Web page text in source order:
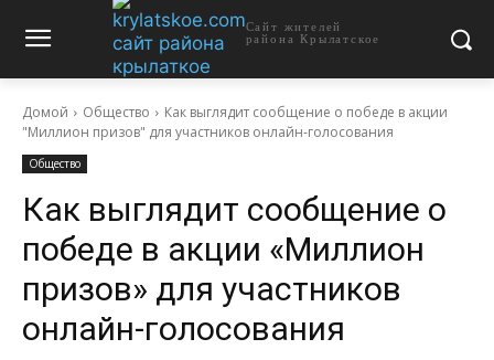
Сайт жителей
района Крылатское
Домой Общество
Как выглядит сообщение о победе в акции
"Миллион призов" для участников онлайн-голосования
Общество
Как выглядит сообщение о
победе в акции «Миллион
призов» для участников
онлайн-голосования